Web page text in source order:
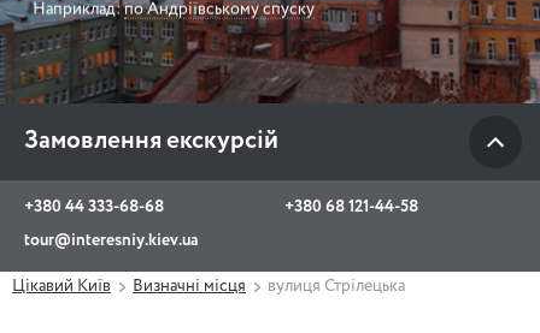
Наприклад:по Андріївському спуску
Замовлення екскурсій
+380 44 333-68-68
+380 68 121-44-58
tour@interesniy.kiev.ua
tour@interesniy.kiev.ua
з 10.00 до 19:30 щоденно
Viber WhatsApp
Цікавий Київ Визначні місця вулиця Стрілецька